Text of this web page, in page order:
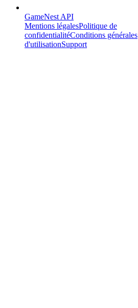
GameNest API
Mentions légalesPolitique de
confidentialitéConditions générales
d'utilisationSupport